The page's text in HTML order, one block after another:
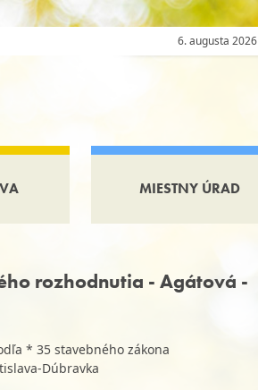
6. augusta 2026
MIESTNY ÚRAD
rozhodnutia - Agátová -
* 35 stavebného zákona
Dúbravka